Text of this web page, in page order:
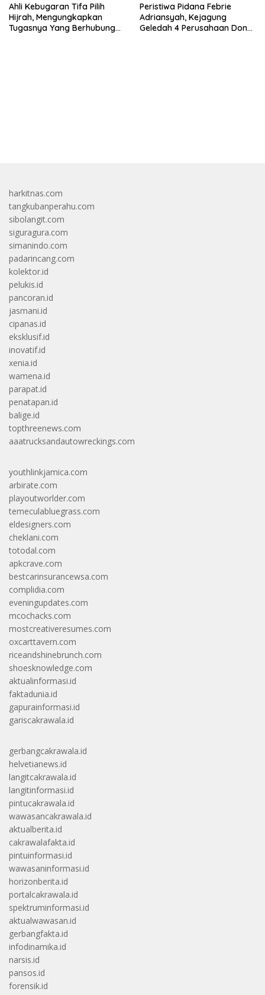
Ahli Kebugaran Tifa Pilih
Hijrah, Mengungkapkan
Tugasnya Yang Berhubungan
Peristiwa Pidana Febrie
Adriansyah, Kejagung
Geledah 4 Perusahaan Don
harkitnas.com
tangkubanperahu.com
sibolangit.com
siguragura.com
simanindo.com
padarincang.com
kolektor.id
pelukis.id
pancoran.id
jasmani.id
cipanas.id
eksklusif.id
inovatif.id
xenia.id
wamena.id
parapat.id
penatapan.id
balige.id
topthreenews.com
aaatrucksandautowreckings.com
youthlinkjamica.com
arbirate.com
playoutworlder.com
temeculabluegrass.com
eldesigners.com
cheklani.com
totodal.com
apkcrave.com
bestcarinsurancewsa.com
complidia.com
eveningupdates.com
mcochacks.com
mostcreativeresumes.com
oxcarttavern.com
riceandshinebrunch.com
shoesknowledge.com
aktualinformasi.id
faktadunia.id
gapurainformasi.id
gariscakrawala.id
gerbangcakrawala.id
helvetianews.id
langitcakrawala.id
langitinformasi.id
pintucakrawala.id
wawasancakrawala.id
aktualberita.id
cakrawalafakta.id
pintuinformasi.id
wawasaninformasi.id
horizonberita.id
portalcakrawala.id
spektruminformasi.id
aktualwawasan.id
gerbangfakta.id
infodinamika.id
narsis.id
pansos.id
forensik.id